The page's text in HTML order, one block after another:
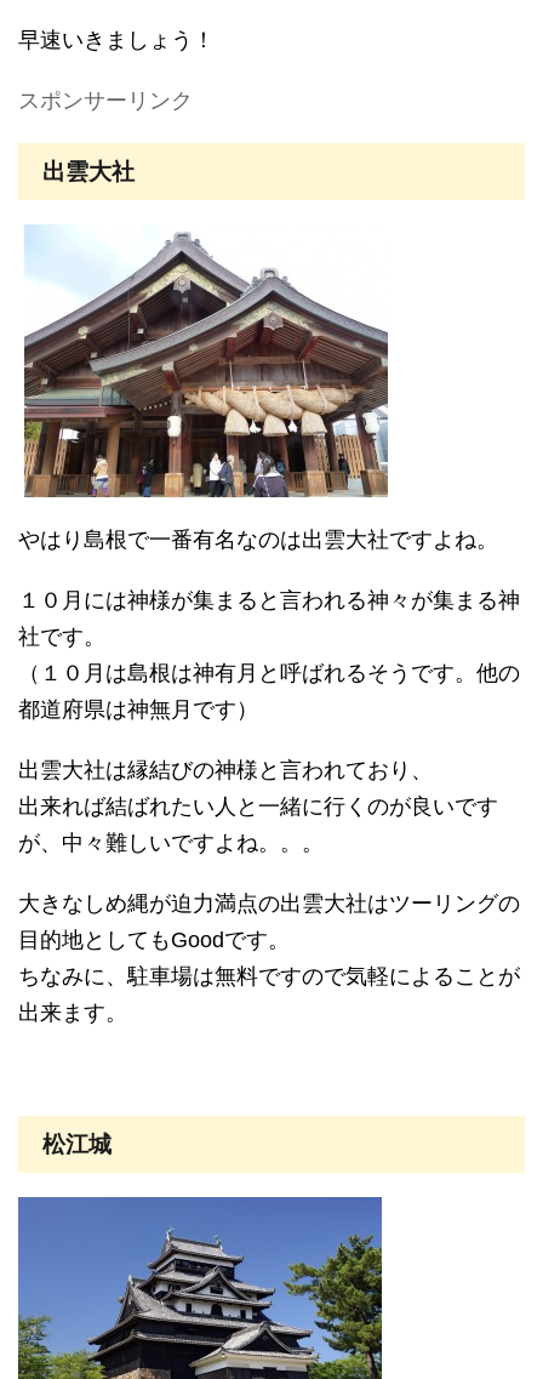
早速いきましょう！
スポンサーリンク
出雲大社
やはり島根で一番有名なのは出雲大社ですよね。
１０月には神様が集まると言われる神々が集まる神
社です。
（１０月は島根は神有月と呼ばれるそうです。他の
都道府県は神無月です）
出雲大社は縁結びの神様と言われており、
出来れば結ばれたい人と一緒に行くのが良いです
が、中々難しいですよね。。。
大きなしめ縄が迫力満点の出雲大社はツーリングの
目的地としてもGoodです。
ちなみに、駐車場は無料ですので気軽によることが
出来ます。
松江城